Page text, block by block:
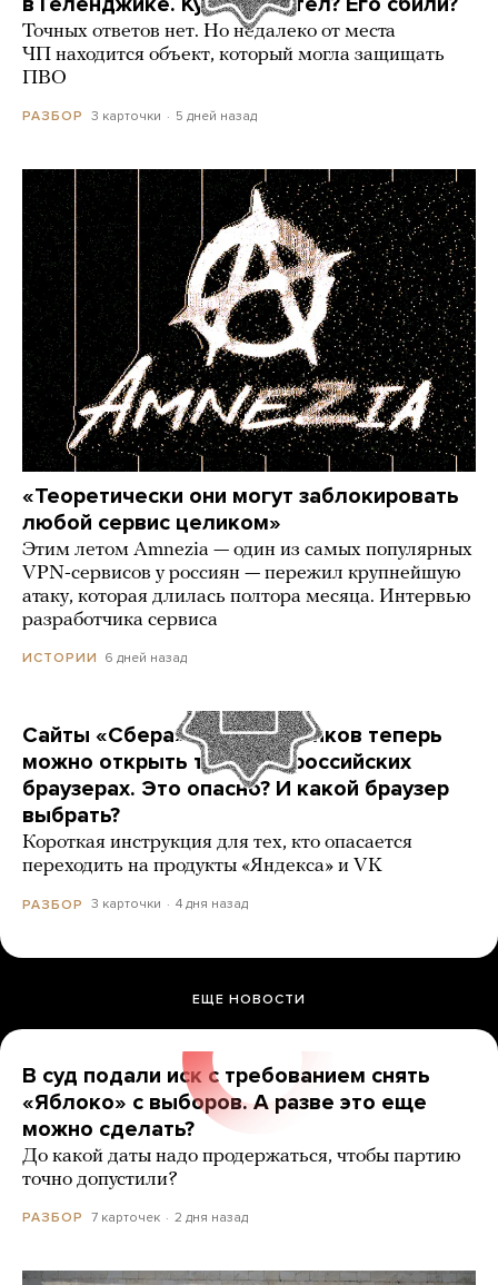
Точных ответов нет. Но недалеко от места
ЧП находится объект, который могла защищать
ПВО
РАЗБОР 3 карточки 5 дней назад
«Теоретически они могут заблокировать
любой сервис целиком»
Этим летом Amnezia — один из самых популярных
VPN-сервисов у россиян — пережил крупнейшую
атаку, которая длилась полтора месяца. Интервью
разработчика сервиса
ИСТОРИИ 6 дней назад
Сайты «Сбера» и других банков теперь
можно открыть только в российских
браузерах. Это опасно? И какой браузер
выбрать?
Короткая инструкция для тех, кто опасается
переходить на продукты «Яндекса» и VK
РАЗБОР 3 карточки 4 дня назад
ЕЩЕ НОВОСТИ
В суд подали иск с требованием снять
«Яблоко» с выборов. А разве это еще
можно сделать?
До какой даты надо продержаться, чтобы партию
точно допустили?
РАЗБОР 7 карточек 2 дня назад